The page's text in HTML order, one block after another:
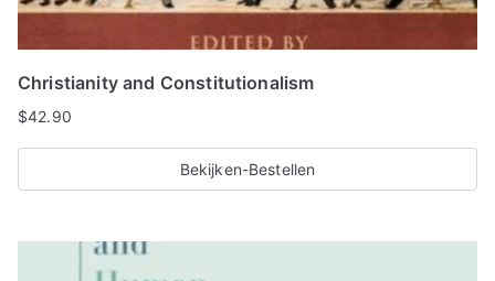
Christianity and Constitutionalism
$42.90
Bekijken-Bestellen